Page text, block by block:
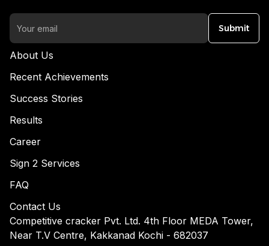
Submit
About Us
Recent Achievements
Success Stories
Results
Career
Sign 2 Services
FAQ
Contact Us
Competitive cracker Pvt. Ltd. 4th Floor MEDA Tower,
Near T.V Centre, Kakkanad Kochi - 682037